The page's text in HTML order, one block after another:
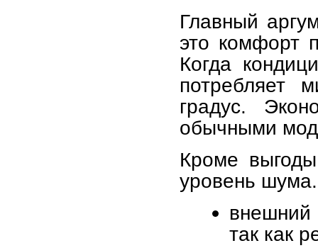
Главный
это комфорт
Когда
потребляет
градус.
обычными
Кроме
уровень
внешний
так как